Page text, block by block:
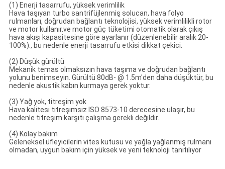
(1) Enerji tasarrufu, yüksek verimlilik
Hava taşıyan turbo santrifüjlenmiş solucan, hava folyo
rulmanları, doğrudan bağlantı teknolojisi, yüksek verimlilikli rotor
ve motor kullanır.ve motor güç tüketimi otomatik olarak çıkış
hava akışı kapasitesine göre ayarlanır (düzenlenebilir aralık 20-
100%)., bu nedenle enerji tasarrufu etkisi dikkat çekici.
(2) Düşük gürültü
Mekanik temas olmaksızın hava taşıma ve doğrudan bağlantı
yolunu benimseyin. Gürültü 80dB- @ 1.5m'den daha düşüktür, bu
nedenle akustik kabın kurmaya gerek yoktur.
(3) Yağ yok, titreşim yok
Hava kalitesi titreşimsiz ISO 8573-10 derecesine ulaşır, bu
nedenle titreşim karşıtı çalışma gerekli değildir.
(4) Kolay bakım
Geleneksel üfleyicilerin vites kutusu ve yağla yağlanmış rulmanı
olmadan, uygun bakım için yüksek ve yeni teknoloji tanıtılıyor